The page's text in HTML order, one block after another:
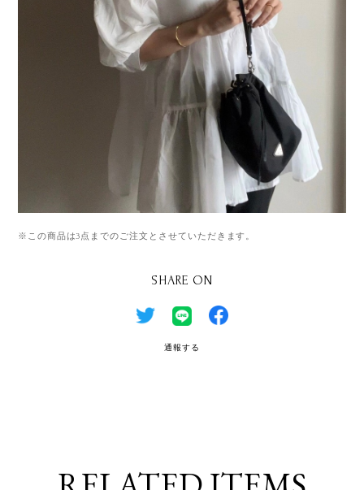
※この商品は3点までのご注文とさせていただきます。
SHARE ON
通報する